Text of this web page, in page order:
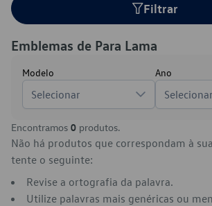
Filtrar
Emblemas de Para Lama
Modelo
Selecionar
Ano
Selecionar
Encontramos 0 produtos.
Não há produtos que correspondam à
tente o seguinte:
Revise a ortografia da palavra.
Utilize palavras mais genéricas ou